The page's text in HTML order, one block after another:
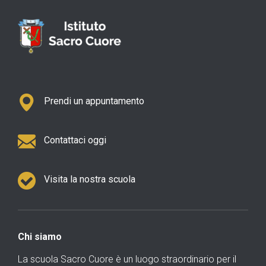
Prendi un appuntamento
Contattaci oggi
Visita la nostra scuola
Chi siamo
La scuola Sacro Cuore è un luogo straordinario per il